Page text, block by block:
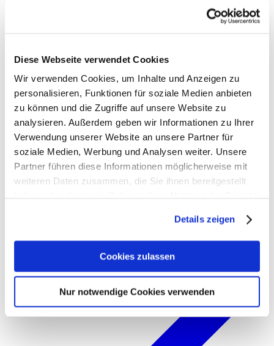
Diese Webseite verwendet Cookies
Wir verwenden Cookies, um Inhalte und Anzeigen zu
personalisieren, Funktionen für soziale Medien anbieten
zu können und die Zugriffe auf unsere Website zu
analysieren. Außerdem geben wir Informationen zu Ihrer
Verwendung unserer Website an unsere Partner für
soziale Medien, Werbung und Analysen weiter. Unsere
Partner führen diese Informationen möglicherweise mit
weiteren Daten zusammen, die Sie ihnen bereitgestellt
Datenschutzerklärungund unseremImpressum.
Details zeigen
Cookies zulassen
Nur notwendige Cookies verwenden
Quality & Responsibility